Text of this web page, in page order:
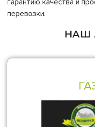
гарантию качества и
перевозки.
НАШ